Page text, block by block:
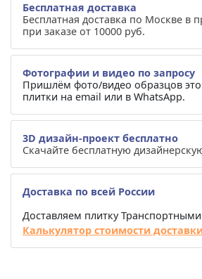
Бесплатная доставка
Бесплатная доставка по Москве в
при заказе от 10000 руб.
Фотографии и видео по запросу
Пришлём фото/видео образцов
плитки на email или в WhatsApp.
3D дизайн-проект бесплатно
Скачайте бесплатную
Доставка по всей России
Доставляем плитку
Калькулятор стоимости